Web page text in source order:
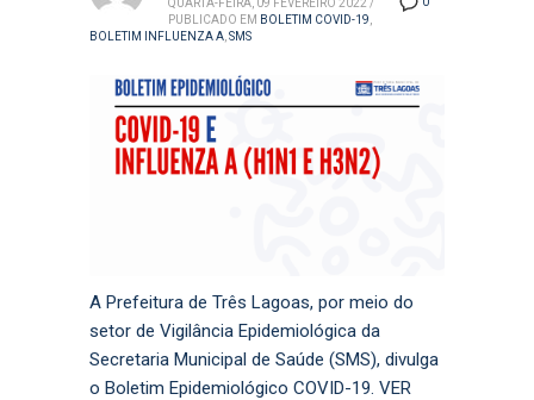
QUARTA-FEIRA, 09 FEVEREIRO 2022 /
PUBLICADO EM BOLETIM COVID-19,
BOLETIM INFLUENZA A,SMS
A Prefeitura de Três Lagoas, por meio do
setor de Vigilância Epidemiológica da
Secretaria Municipal de Saúde (SMS), divulga
o Boletim Epidemiológico COVID-19. VER